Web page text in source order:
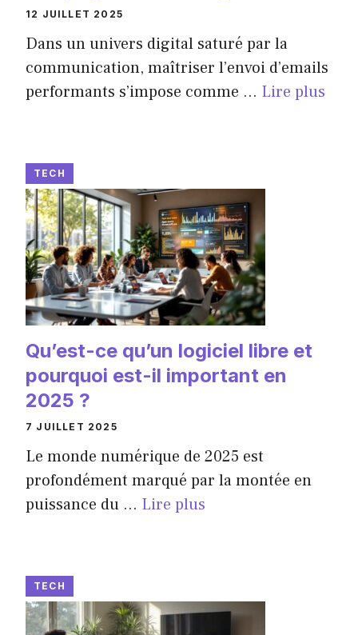
12 JUILLET 2025
Dans un univers digital saturé par la
communication, maîtriser l’envoi d’emails
performants s’impose comme ... Lire plus
TECH
Qu’est-ce qu’un logiciel libre et
pourquoi est-il important en
2025 ?
7 JUILLET 2025
Le monde numérique de 2025 est
profondément marqué par la montée en
puissance du ... Lire plus
TECH